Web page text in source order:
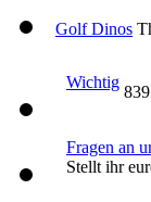
Golf Dinos
Wichtig
839
Fragen an
Stellt ihr